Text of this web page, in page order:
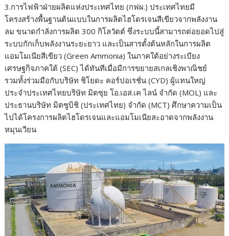
3.การไฟฟ้าฝ่ายผลิตแห่งประเทศไทย (กฟผ.) ประเทศไทยมี
โครงสร้างพื้นฐานต้นแบบในการผลิตไฮโดรเจนสีเขียวจากพลังงาน
ลม ขนาดกำลังการผลิต 300 กิโลวัตต์ ซึ่งระบบนี้สามารถต่อยอดไปสู่
ระบบกักเก็บพลังงานระยะยาว และเป็นสารตั้งต้นหลักในการผลิต
แอมโมเนียสีเขียว (Green Ammonia) ในภาคใต้อย่างระเบียง
เศรษฐกิจภาคใต้ (SEC) ได้ทันทีเมื่อมีการขยายสเกลเชิงพาณิชย์
รวมทั้งร่วมมือกับบริษัท ชิโยดะ คอร์ปอเรชั่น (CYD) ผู้แทนใหญ่
ประจำประเทศไทยบริษัท มิตซุย โอ.เอส.เค ไลน์ จำกัด (MOL) และ
ประธานบริษัท มิตซูบิชิ (ประเทศไทย) จำกัด (MCT) ศึกษาความเป็น
ไปได้โครงการผลิตไฮโดรเจนและแอมโมเนียสะอาดจากพลังงาน
หมุนเวียน